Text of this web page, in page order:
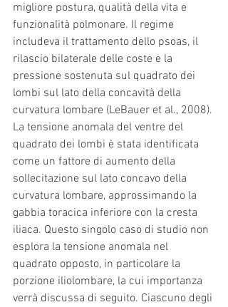
migliore postura, qualità della vita e
funzionalità polmonare. Il regime
includeva il trattamento dello psoas, il
rilascio bilaterale delle coste e la
pressione sostenuta sul quadrato dei
lombi sul lato della concavità della
curvatura lombare (LeBauer et al., 2008).
La tensione anomala del ventre del
quadrato dei lombi è stata identificata
come un fattore di aumento della
sollecitazione sul lato concavo della
curvatura lombare, approssimando la
gabbia toracica inferiore con la cresta
iliaca. Questo singolo caso di studio non
esplora la tensione anomala nel
quadrato opposto, in particolare la
porzione iliolombare, la cui importanza
verrà discussa di seguito. Ciascuno degli